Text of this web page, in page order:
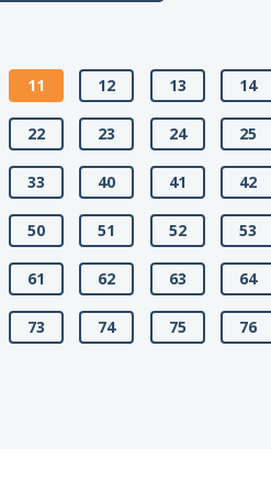
11 12 13 14
22 23 24 25
33 40 41 42
50 51 52 53
61 62 63 64
73 74 75 76